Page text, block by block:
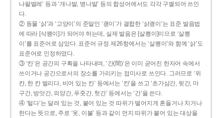
나팔벌레’ 등과 ‘개나발, 병나발’ 등의 합성어에서도 각각 구별되어 쓰인
다.
② 동물 ‘삵’과 ‘고양이’의 준말인 ‘괭이’가 결합한 ‘삵괭이’는 표준 발음법
에 따라 [삭꽹이]가 되어야 하는데, 실제 발음은 [살쾡이]이므로 ‘살쾡
이’를 표준어로 삼았다. 표준어 규정 제26항에서는 ‘살쾡이’와 함께 ‘삵’도
표준어로 인정하였다.
③ ‘칸’은 공간의 구획을 나타내며, ‘간(間)’은 이미 굳어진 한자어 속에서
쓰이거나 공간으로서의 장소를 가리키는 접미사로 쓰인다. 그러므로 ‘위
칸, 한 칸 벌리다, 비어 있는 칸’ 등에서는 ‘칸’을 쓰고 ‘초가삼간, 뒷간, 마
구간, 방앗간, 외양간, 푸줏간, 헛간’ 등에서는 ‘간’을 쓴다.
④ ‘털다’는 달려 있는 것, 붙어 있는 것 따위가 떨어지게 흔들거나 치거나
한다는 뜻으로, 주로 ‘옷, 이불’ 등과 같이 먼지 따위가 붙어 있는 대상을